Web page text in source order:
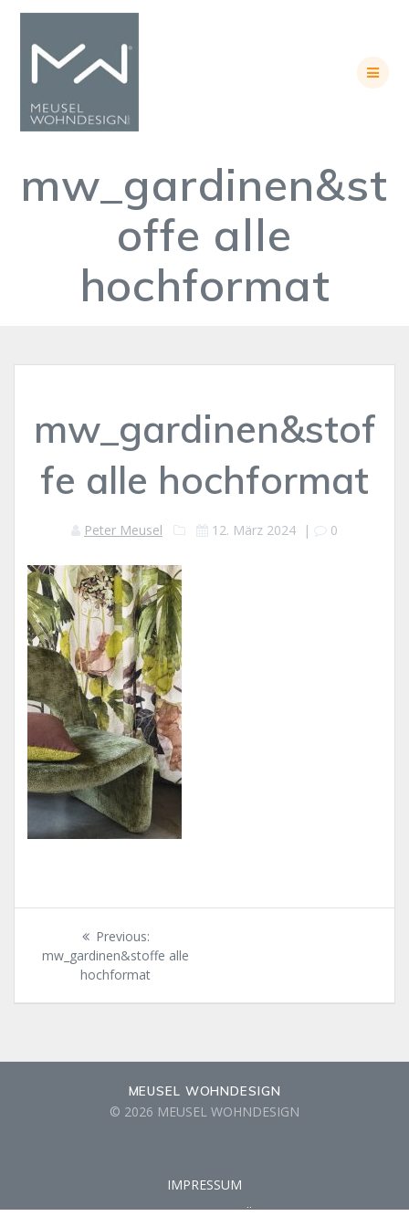
mw_gardinen&st
offe alle
hochformat
mw_gardinen&stof
fe alle hochformat
Peter Meusel 12. März 2024 | 0
Beitragsnavigation
Previous:Previous
post:
mw_gardinen&stoffe alle
hochformat
MEUSEL WOHNDESIGN
© 2026 MEUSEL WOHNDESIGN
IMPRESSUM
DATENSCHUTZERKLÄRUNG